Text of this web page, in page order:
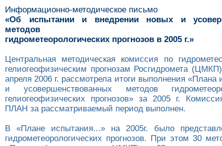
Информационно-методическое письмо
«Об испытании и внедрении новых и
методов
гидрометеорологических прогнозов в 2005 г.»
Центральная методическая комиссия по
гелиогеофизическим прогнозам Росгидромета
апреля 2006 г. рассмотрела итоги выполнения «Плана
и усовершенствованных методов
гелиогеофизических прогнозов» за 2005 г.
ПЛАН за рассматриваемый период выполнен.
В «Плане испытания...» на 2005г. было
гидрометеорологических прогнозов. При этом 30